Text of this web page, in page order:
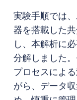
実験手順では
器を搭載した
し、本解析に
分解しました
プロセスによ
がら、データ